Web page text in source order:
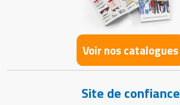
Voir nos catalogues
Site de confiance